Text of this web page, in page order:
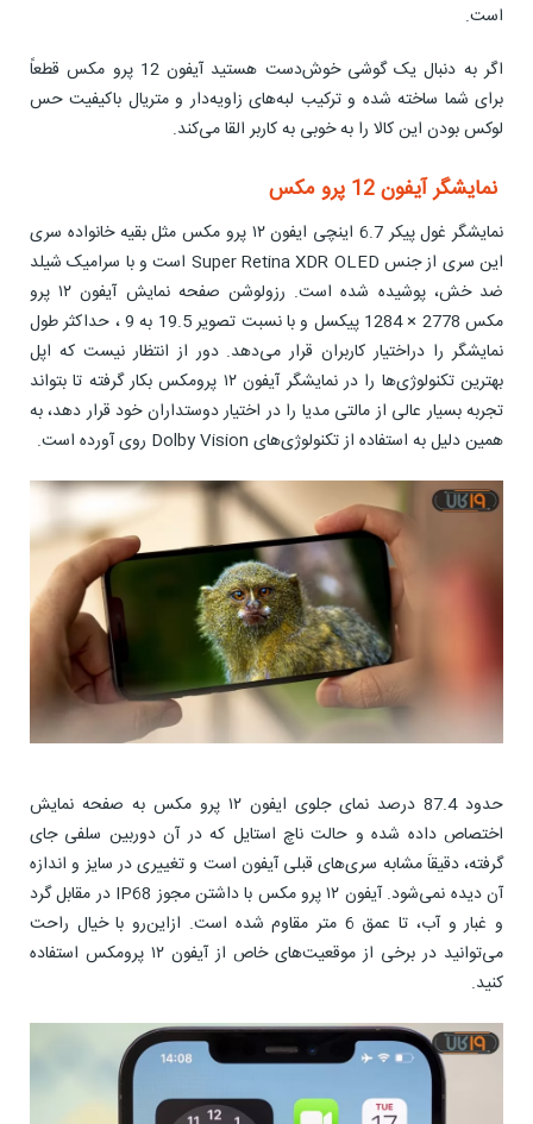
است.
اگر به دنبال یک گوشی خوش‌دست هستید آیفون 12 پرو مکس قطعاً
برای شما ساخته شده و ترکیب لبه‌های زاویه‌دار و متریال باکیفیت حس
لوکس بودن این کالا را به خوبی به کاربر القا می‌کند.
نمایشگر آیفون 12 پرو مکس
نمایشگر غول پیکر 6.7 اینچی ایفون ۱۲ پرو مکس مثل بقیه خانواده سری
این سری از جنس Super Retina XDR OLED است و با سرامیک شیلد
ضد خش، پوشیده شده است. رزولوشن صفحه نمایش آیفون ۱۲ پرو
مکس 2778 × 1284 پیکسل و با نسبت تصویر 19.5 به 9 ، حداکثر طول
نمایشگر را دراختیار کاربران قرار می‌دهد. دور از انتظار نیست که اپل
بهترین تکنولوژی‌ها را در نمایشگر آیفون ۱۲ پرومکس بکار گرفته تا بتواند
تجربه بسیار عالی از مالتی مدیا را در اختیار دوستداران خود قرار دهد، به
همین دلیل به استفاده از تکنولوژی‌های Dolby Vision روی آورده است.
حدود 87.4 درصد نمای جلوی ایفون ۱۲ پرو مکس به صفحه نمایش
اختصاص داده شده و حالت ناچ استایل که در آن دوربین سلفی جای
گرفته، دقیقاَ مشابه سری‌های قبلی آیفون است و تغییری در سایز و اندازه
آن دیده نمی‌شود. آیفون ۱۲ پرو مکس با داشتن مجوز IP68 در مقابل گرد
و غبار و آب، تا عمق 6 متر مقاوم شده است. از‌این‌رو با خیال راحت
می‌توانید در برخی از موقعیت‌های خاص از آیفون ۱۲ پرومکس استفاده
کنید.